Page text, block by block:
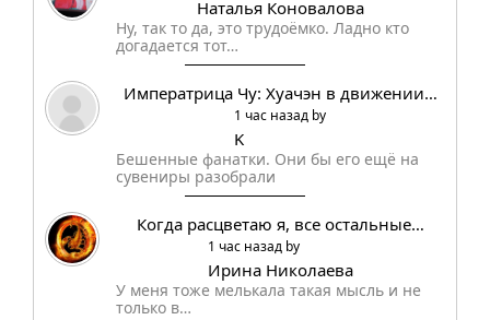
Наталья Коновалова
Ну, так то да, это трудоёмко. Ладно кто
догадается тот…
Императрица Чу: Хуачэн в движении…
1 час назад by
K
Бешенные фанатки. Они бы его ещё на
сувениры разобрали
Когда расцветаю я, все остальные…
1 час назад by
Ирина Николаева
У меня тоже мелькала такая мысль и не
только в…